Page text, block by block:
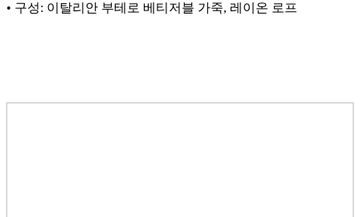
• 구성: 이탈리안 부테로 베티저블 가죽, 레이온 로프